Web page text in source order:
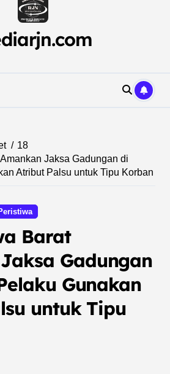
18
Jaksa Gadungan di
Atribut Palsu untuk Tipu Korban
Barat
Gadungan
Gunakan
untuk Tipu